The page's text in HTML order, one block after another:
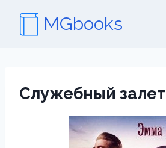
содержимому
MGbooks
Служебный залет